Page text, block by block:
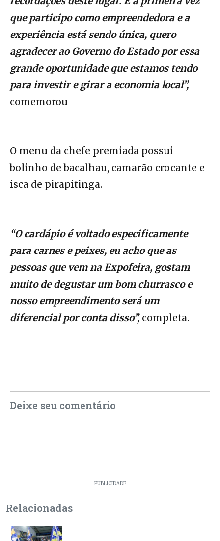
que participo como empreendedora e a
experiência está sendo única, quero
agradecer ao Governo do Estado por essa
grande oportunidade que estamos tendo
para investir e girar a economia local”,
comemorou
O menu da chefe premiada possui
bolinho de bacalhau, camarão crocante e
isca de pirapitinga.
“O cardápio é voltado especificamente
para carnes e peixes, eu acho que as
pessoas que vem na Expofeira, gostam
muito de degustar um bom churrasco e
nosso empreendimento será um
diferencial por conta disso”, completa.
Deixe seu comentário
PUBLICIDADE
Relacionadas